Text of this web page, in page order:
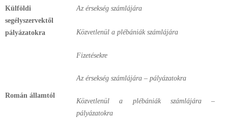
Külföldi
segélyszervektől
pályázatokra
Az érsekség számlájára
Közvetlenül a plébániák számlájára
Román államtól
Fizetésekre
Az érsekség számlájára – pályázatokra
Közvetlenül a plébániák számlájára –
pályázatokra